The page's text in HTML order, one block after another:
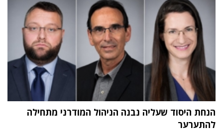
הנחת היסוד שעליה נבנה הניהול המודרני מתחילה
להתערער